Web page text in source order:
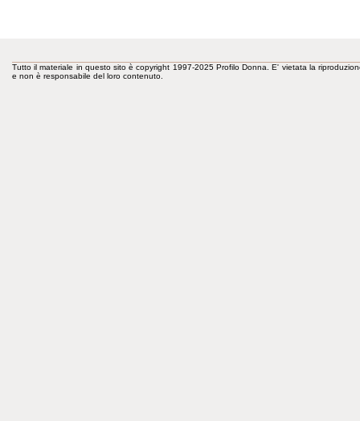
Tutto il materiale in questo sito è copyright 1997-2025 Profilo Donna. E' vietata la
e non è responsabile del loro contenuto.